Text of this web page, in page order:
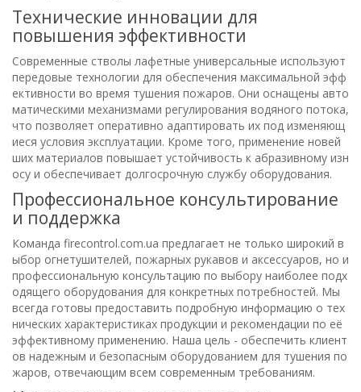
Технические инновации для
повышения эффективности
Современные стволы лафетные универсальные используют
передовые технологии для обеспечения максимальной эфф
ективности во время тушения пожаров. Они оснащены авто
матическими механизмами регулирования водяного потока,
что позволяет оперативно адаптировать их под изменяющ
иеся условия эксплуатации. Кроме того, применение новей
ших материалов повышает устойчивость к абразивному изн
осу и обеспечивает долгосрочную службу оборудования.
Профессиональное консультирование
и поддержка
Команда firecontrol.com.ua предлагает не только широкий в
ыбор огнетушителей, пожарных рукавов и аксессуаров, но и
профессиональную консультацию по выбору наиболее подх
одящего оборудования для конкретных потребностей. Мы
всегда готовы предоставить подробную информацию о тех
нических характеристиках продукции и рекомендации по её
эффективному применению. Наша цель - обеспечить клиент
ов надежным и безопасным оборудованием для тушения по
жаров, отвечающим всем современным требованиям.